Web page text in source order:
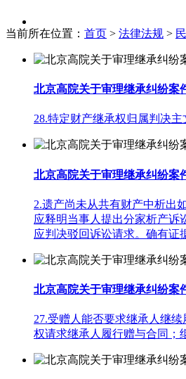
当前所在位置： 首页 > 法律法规 >
北京高院关于审理继承纠纷案
28.特定财产继承权归属判决
北京高院关于审理继承纠纷案
2.遗产尚未从共有财产中析出
应释明当事人提出分家析产诉
应判决驳回诉讼请求。确有证
北京高院关于审理继承纠纷案
27.受赠人能否要求继承人继
权请求继承人履行赠与合同；